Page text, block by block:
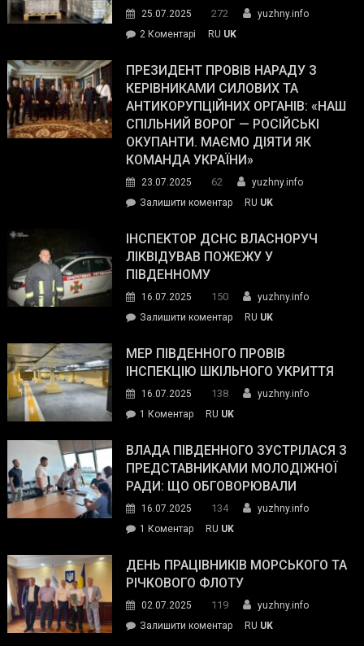
The
Street
Journal.
25.07.2025 272
yuzhny.info
2 Коментарі
Південному
працівникам
ОПЗ
з
матеріального
резерву
гуманітарну
допомогу
RU UK
ПРЕЗИДЕНТ ПРОВІВ НАРАДУ З
КЕРІВНИКАМИ СИЛОВИХ ТА
АНТИКОРУПЦІЙНИХ ОРГАНІВ: «НАШ
СПІЛЬНИЙ ВОРОГ — РОСІЙСЬКІ
ОКУПАНТИ. МАЄМО ДІЯТИ ЯК
КОМАНДА УКРАЇНИ»
23.07.2025 62
yuzhny.info
Залишити коментарon
провів
нараду
силових
та
органів:
«Наш
спільний
окупанти.
Маємо
діяти
команда
RU UK
ІНСПЕКТОР ДСНС ВЛАСНОРУЧ
ЛІКВІДУВАВ ПОЖЕЖУ У
ПІВДЕННОМУ
16.07.2025 150
yuzhny.info
Залишити коментарon
ДСНС
власноруч
пожежу
у
RU UK
МЕР ПІВДЕННОГО ПРОВІВ
ІНСПЕКЦІЮ ШКІЛЬНОГО УКРИТТЯ
16.07.2025 138
yuzhny.info
1 Коментардо
Південного
провів
інспекцію
укриття
RU UK
ВЛАДА ПІВДЕННОГО ЗУСТРІЛАСЯ З
ПРЕДСТАВНИКАМИ МОЛОДІЖНОЇ
РАДИ: ЩО ОБГОВОРЮВАЛИ
16.07.2025 134
yuzhny.info
1 Коментардо
Південного
зустрілася
представниками
молодіжної
RU UK
ДЕНЬ ПРАЦІВНИКІВ МОРСЬКОГО ТА
РІЧКОВОГО ФЛОТУ
02.07.2025 119
yuzhny.info
Залишити коментарon
RU UK